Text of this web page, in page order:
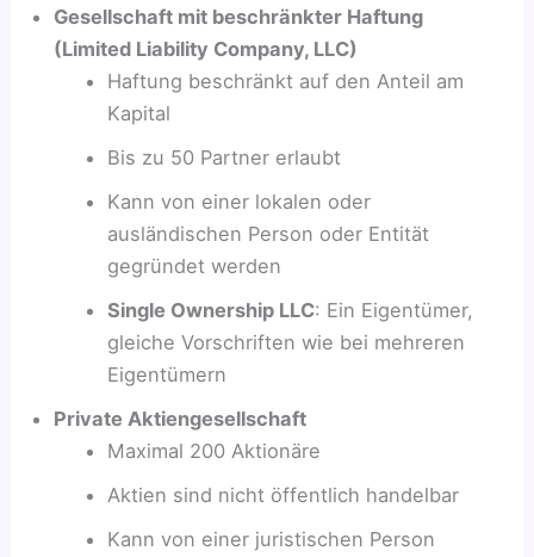
Gesellschaft mit beschränkter Haftung
(Limited Liability Company, LLC)
Haftung beschränkt auf den Anteil am
Kapital
Bis zu 50 Partner erlaubt
Kann von einer lokalen oder
ausländischen Person oder Entität
gegründet werden
Single Ownership LLC: Ein Eigentümer,
gleiche Vorschriften wie bei mehreren
Eigentümern
Private Aktiengesellschaft
Maximal 200 Aktionäre
Aktien sind nicht öffentlich handelbar
Kann von einer juristischen Person